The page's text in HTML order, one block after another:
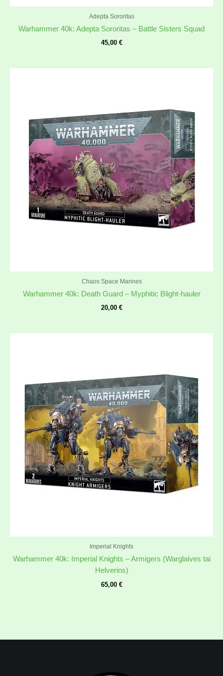
Adepta Sororitas
Warhammer 40k: Adepta Sororitas – Battle Sisters Squad
45,00 €
Chaos Space Marines
Warhammer 40k: Death Guard – Myphitic Blight-hauler
20,00 €
Imperial Knights
Warhammer 40k: Imperial Knights – Armigers (Warglaives tai
Helverins)
65,00 €